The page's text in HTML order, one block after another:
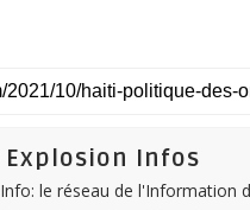
Explosion Infos
le réseau de l'Information